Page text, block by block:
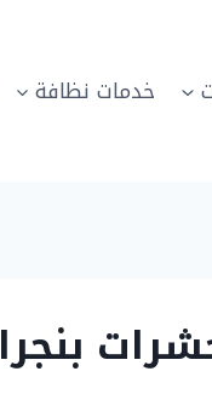
خدمات نظافة
الحشرات المنزلية